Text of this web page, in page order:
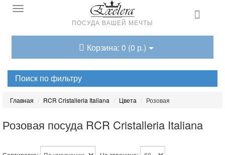
ПОСУДА ВАШЕЙ МЕЧТЫ
Корзина: 0 (0 р.)
Поиск по фильтру
Главная RCR Cristalleria Italiana Цвета Розовая
Розовая посуда RCR Cristalleria Italiana